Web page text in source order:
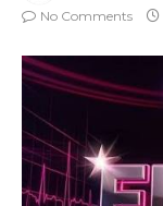
No Comments